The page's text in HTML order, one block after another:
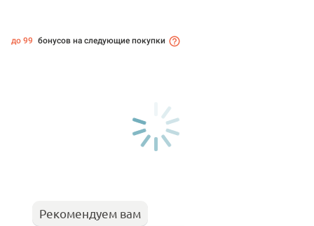
до 99 бонусов на следующие покупки
Рекомендуем вам